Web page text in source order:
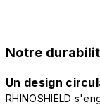
Notre
Un design
RHINOSHIELD